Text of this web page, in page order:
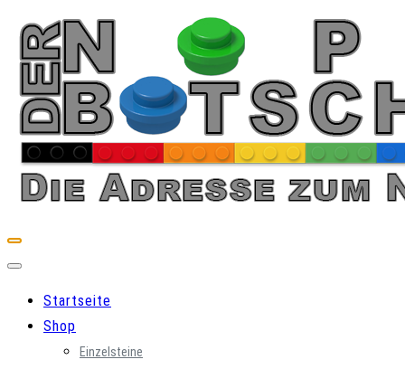
Skip
content
Startseite
Shop
Einzelsteine